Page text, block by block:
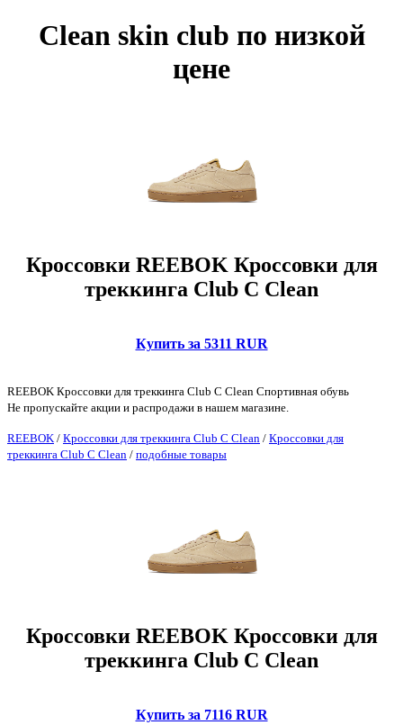
Clean skin club по низкой
цене
Кроссовки REEBOK Кроссовки для
треккинга Club C Clean
Купить за 5311 RUR
REEBOK Кроссовки для треккинга Club C Clean Спортивная обувь
Не пропускайте акции и распродажи в нашем магазине.
REEBOK / Кроссовки для треккинга Club C Clean / Кроссовки для
треккинга Club C Clean / подобные товары
Кроссовки REEBOK Кроссовки для
треккинга Club C Clean
Купить за 7116 RUR